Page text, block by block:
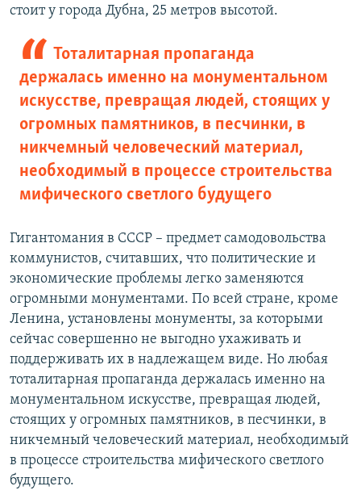
стоит у города Дубна, 25 метров высотой.
Тоталитарная пропаганда
держалась именно на монументальном
искусстве, превращая людей, стоящих у
огромных памятников, в песчинки, в
никчемный человеческий материал,
необходимый в процессе строительства
мифического светлого будущего
Гигантомания в СССР – предмет самодовольства
коммунистов, считавших, что политические и
экономические проблемы легко заменяются
огромными монументами. По всей стране, кроме
Ленина, установлены монументы, за которыми
сейчас совершенно не выгодно ухаживать и
поддерживать их в надлежащем виде. Но любая
тоталитарная пропаганда держалась именно на
монументальном искусстве, превращая людей,
стоящих у огромных памятников, в песчинки, в
никчемный человеческий материал, необходимый
в процессе строительства мифического светлого
будущего.